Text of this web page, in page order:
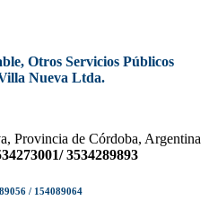
Otros Servicios Públicos
Nueva Ltda.
Provincia de Córdoba, Argentina
3534289893
/ 154089064